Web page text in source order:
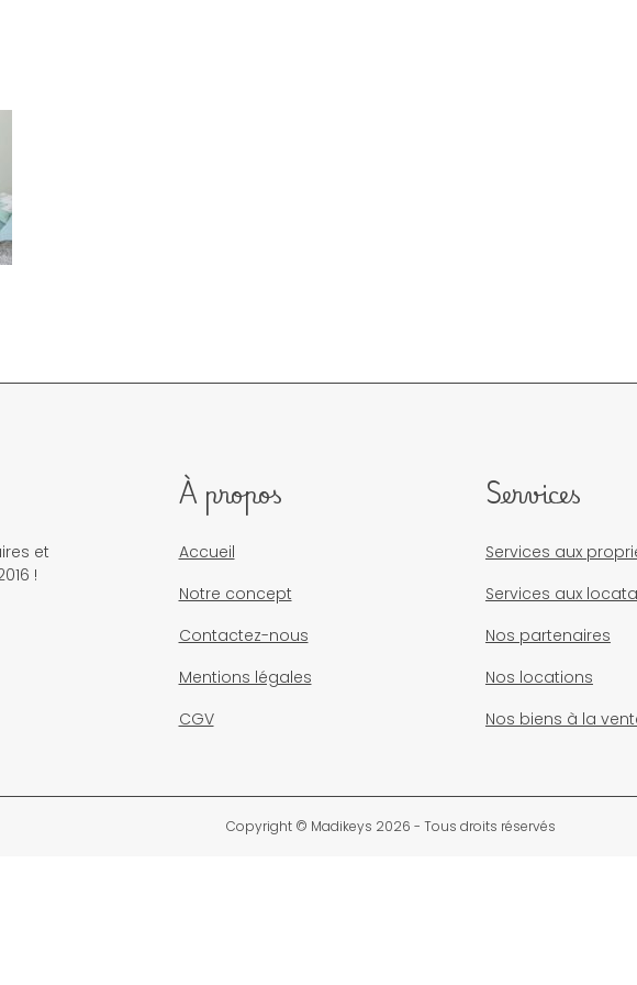
et
!
À propos
Accueil
Notre concept
Contactez-nous
Mentions légales
CGV
Services
Services aux
Services aux
Nos partenaires
Nos locations
Nos biens à la
Copyright © Madikeys 2026 - Tous droits réservés